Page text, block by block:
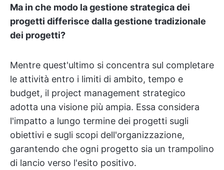
Ma in che modo la gestione strategica dei
progetti differisce dalla gestione tradizionale
dei progetti?
Mentre quest'ultimo si concentra sul completare
le attività entro i limiti di ambito, tempo e
budget, il project management strategico
adotta una visione più ampia. Essa considera
l'impatto a lungo termine dei progetti sugli
obiettivi e sugli scopi dell'organizzazione,
garantendo che ogni progetto sia un trampolino
di lancio verso l'esito positivo.